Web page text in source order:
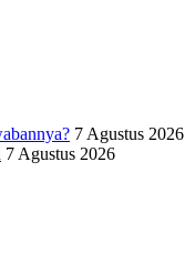
7 Agustus 2026
7 Agustus 2026